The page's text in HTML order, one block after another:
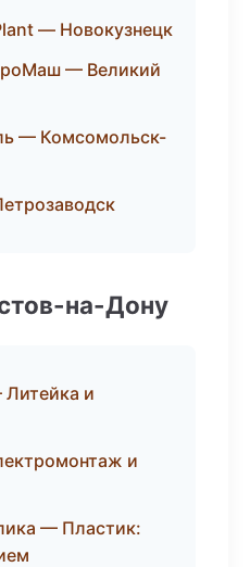
— Новокузнецк
— Великий
— Комсомольск-
на-Дону
и
и
— Пластик: